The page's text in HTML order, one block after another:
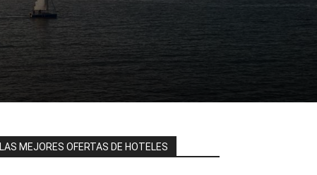
LAS MEJORES OFERTAS DE HOTELES